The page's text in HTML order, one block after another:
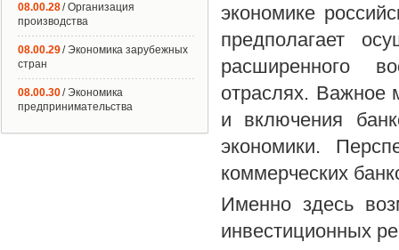
экономике
предполагает
расширенного
отраслях. Важное
и включения
экономики.
коммерческих
Именно здесь
инвестиционных
08.00.28/ Организация
производства
08.00.29/ Экономика зарубежных
стран
08.00.30/ Экономика
предпринимательства